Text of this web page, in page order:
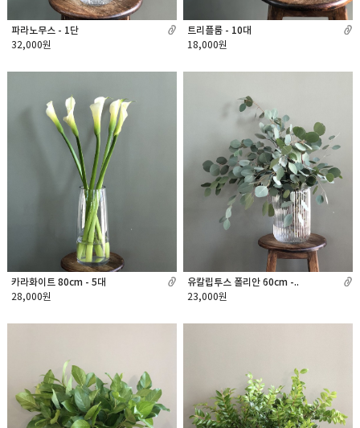
파라노무스 - 1단
32,000원
트리플룸 - 10대
18,000원
카라화이트 80cm - 5대
28,000원
유칼립투스 폴리안 60cm -..
23,000원